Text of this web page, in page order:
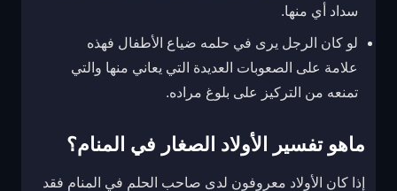
سداد أي منها.
لو كان الرجل يرى في حلمه ضياع الأطفال فهذه
علامة على الصعوبات العديدة التي يعاني منها والتي
تمنعه من التركيز على بلوغ مراده.
ماهو تفسير الأولاد الصغار في المنام؟
إذا كان الأولاد معروفون لدى صاحب الحلم في المنام فقد